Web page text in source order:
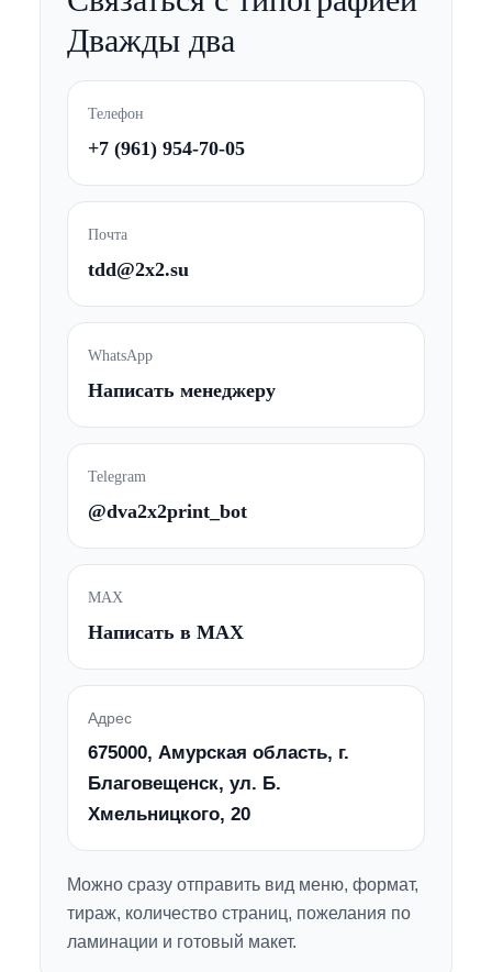
Дважды два
Телефон
+7 (961) 954-70-05
Почта
tdd@2x2.su
WhatsApp
Написать менеджеру
Telegram
@dva2x2print_bot
MAX
Написать в MAX
Адрес
675000, Амурская область, г.
Благовещенск, ул. Б.
Хмельницкого, 20
Можно сразу отправить вид меню, формат,
тираж, количество страниц, пожелания по
ламинации и готовый макет.